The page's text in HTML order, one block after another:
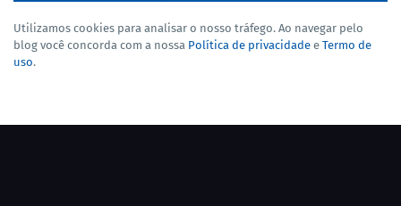
Utilizamos cookies para analisar o nosso tráfego. Ao navegar pelo
blog você concorda com a nossa Política de privacidade e Termo de
uso.